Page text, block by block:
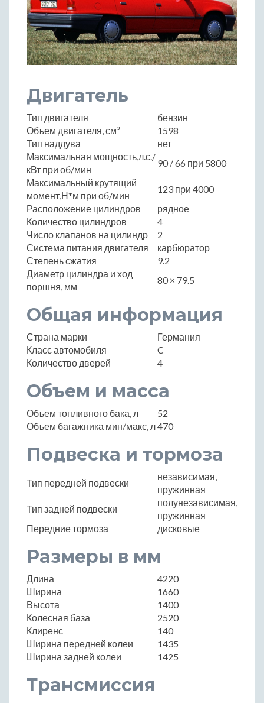
Двигатель
Тип двигателя
бензин
Объем двигателя, см³
1598
Тип наддува
нет
Максимальная мощность,л.с./
кВт при об/мин
90 / 66 при 5800
Максимальный крутящий
момент,Н*м при об/мин
123 при 4000
Расположение цилиндров
рядное
Количество цилиндров
4
Число клапанов на цилиндр
2
Система питания двигателя
карбюратор
Степень сжатия
9.2
Диаметр цилиндра и ход
поршня, мм
80 × 79.5
Общая информация
Страна марки
Германия
Класс автомобиля
C
Количество дверей
4
Объем и масса
Объем топливного бака, л
52
Объем багажника мин/макс, л470
Подвеска и тормоза
Тип передней подвески
независимая,
пружинная
Тип задней подвески
полунезависимая,
пружинная
Передние тормоза
дисковые
Размеры в мм
Длина
4220
Ширина
1660
Высота
1400
Колесная база
2520
Клиренс
140
Ширина передней колеи
1435
Ширина задней колеи
1425
Трансмиссия